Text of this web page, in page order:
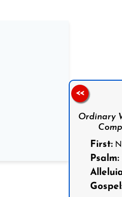
Ordinary
First:
Psalm:
<<